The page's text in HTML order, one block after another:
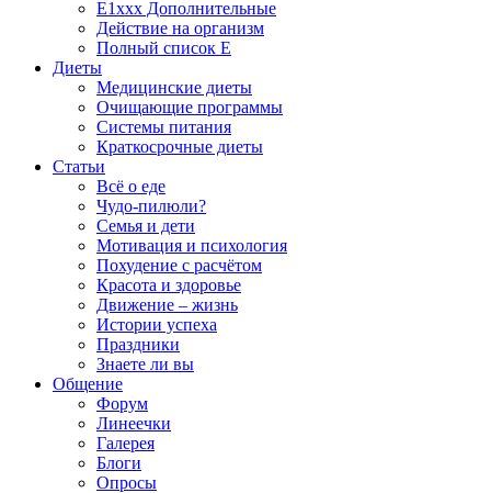
E1xxx Дополнительные
Действие на организм
Полный список E
Диеты
Медицинские диеты
Очищающие программы
Системы питания
Краткосрочные диеты
Статьи
Всё о еде
Чудо-пилюли?
Семья и дети
Мотивация и психология
Похудение с расчётом
Красота и здоровье
Движение – жизнь
Истории успеха
Праздники
Знаете ли вы
Общение
Форум
Линеечки
Галерея
Блоги
Опросы